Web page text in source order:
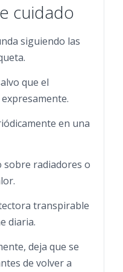
cuidado
siguiendo las
que el
en una
sobre radiadores o
transpirable
diaria.
deja que se
de volver a